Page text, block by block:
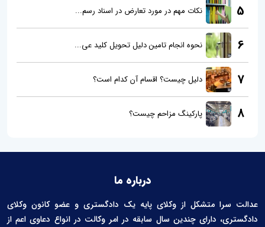
5 نکات مهم در مورد تعارض در اسناد رسم...
6 نحوه انجام تامین دلیل تحویل کلید عی...
7 دلیل چیست؟ اقسام آن کدام است؟
8 پارکینگ مزاحم چیست؟
درباره ما
عدالت سرا متشکل از وکلای پایه یک دادگستری و عضو کانون وکلای
دادگستری، دارای چندین سال سابقه در امر وکالت در انواع دعاوی اعم از